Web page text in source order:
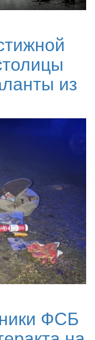
из
ФСБ